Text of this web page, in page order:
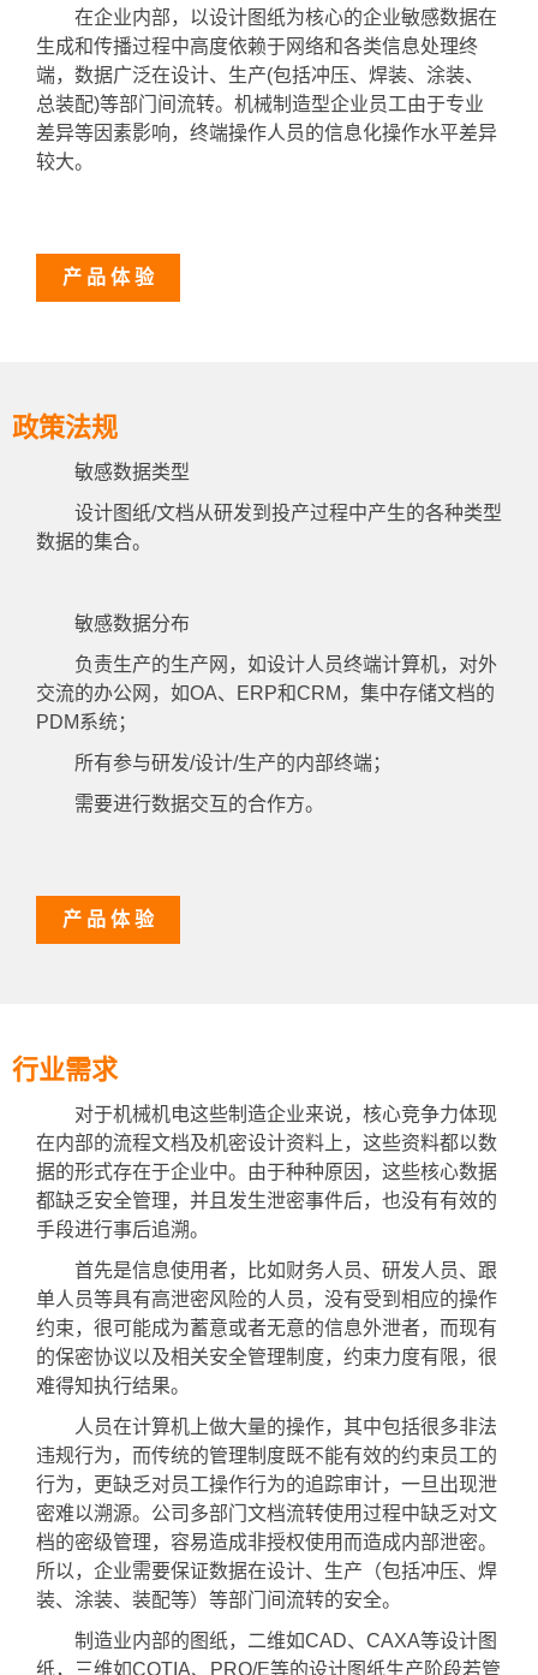
在企业内部，以设计图纸为核心的企业敏感数据在
生成和传播过程中高度依赖于网络和各类信息处理终
端，数据广泛在设计、生产(包括冲压、焊装、涂装、
总装配)等部门间流转。机械制造型企业员工由于专业
差异等因素影响，终端操作人员的信息化操作水平差异
较大。
产 品 体 验
政策法规
敏感数据类型
设计图纸/文档从研发到投产过程中产生的各种类型
数据的集合。
敏感数据分布
负责生产的生产网，如设计人员终端计算机，对外
交流的办公网，如OA、ERP和CRM，集中存储文档的
PDM系统；
所有参与研发/设计/生产的内部终端；
需要进行数据交互的合作方。
产 品 体 验
行业需求
对于机械机电这些制造企业来说，核心竞争力体现
在内部的流程文档及机密设计资料上，这些资料都以数
据的形式存在于企业中。由于种种原因，这些核心数据
都缺乏安全管理，并且发生泄密事件后，也没有有效的
手段进行事后追溯。
首先是信息使用者，比如财务人员、研发人员、跟
单人员等具有高泄密风险的人员，没有受到相应的操作
约束，很可能成为蓄意或者无意的信息外泄者，而现有
的保密协议以及相关安全管理制度，约束力度有限，很
难得知执行结果。
人员在计算机上做大量的操作，其中包括很多非法
违规行为，而传统的管理制度既不能有效的约束员工的
行为，更缺乏对员工操作行为的追踪审计，一旦出现泄
密难以溯源。公司多部门文档流转使用过程中缺乏对文
档的密级管理，容易造成非授权使用而造成内部泄密。
所以，企业需要保证数据在设计、生产（包括冲压、焊
装、涂装、装配等）等部门间流转的安全。
制造业内部的图纸，二维如CAD、CAXA等设计图
纸，三维如COTIA、PRO/E等的设计图纸生产阶段若管